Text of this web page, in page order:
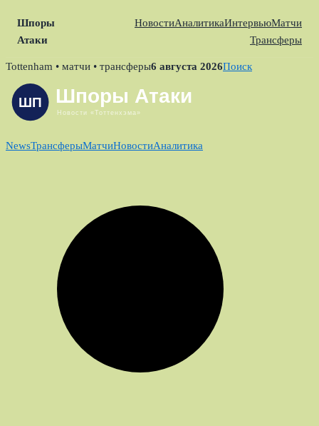
Шпоры
Атаки
НовостиАналитикаИнтервьюМатчи
Трансферы
Skip
content
Tottenham • матчи • трансферы6 августа 2026Поиск
NewsТрансферыМатчиНовостиАналитика